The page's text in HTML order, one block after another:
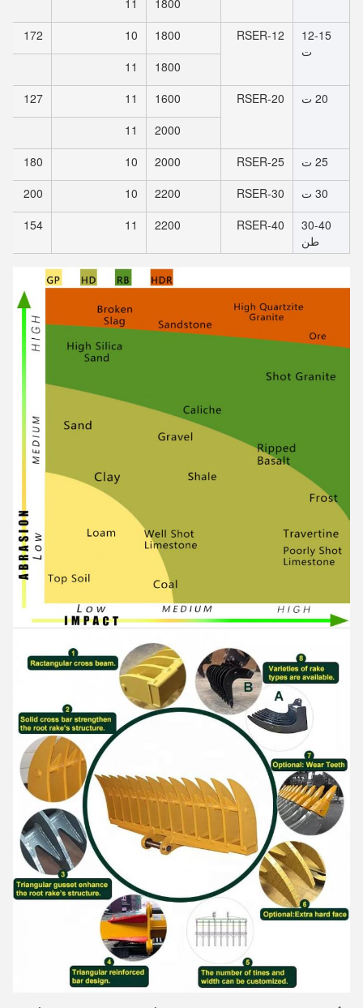
1800
11
12-15
ت
RSER-12
1800
10
172
1800
11
20 ت
RSER-20
1600
11
127
2000
11
25 ت
RSER-25
2000
10
180
30 ت
RSER-30
2200
10
200
30-40
طن
RSER-40
2200
11
154